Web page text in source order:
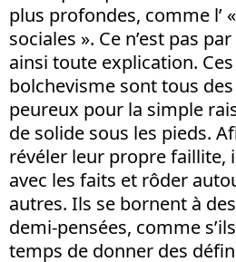
plus profondes, comme l’
sociales ». Ce n’est pas
ainsi toute explication.
bolchevisme sont tous
peureux pour la simple
de solide sous les pieds.
révéler leur propre faillite,
avec les faits et rôder
autres. Ils se bornent à
demi-pensées, comme
temps de donner des